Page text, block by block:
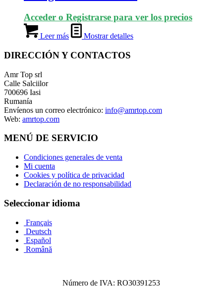
Acceder o Registrarse para ver los precios
Leer más Mostrar detalles
DIRECCIÓN Y CONTACTOS
Amr Top srl
Calle Salciilor
700696 Iasi
Rumanía
Envíenos un correo electrónico: info@amrtop.com
Web: amrtop.com
MENÚ DE SERVICIO
Condiciones generales de venta
Mi cuenta
Cookies y política de privacidad
Declaración de no responsabilidad
Seleccionar idioma
Français
Deutsch
Español
Română
Número de IVA: RO30391253